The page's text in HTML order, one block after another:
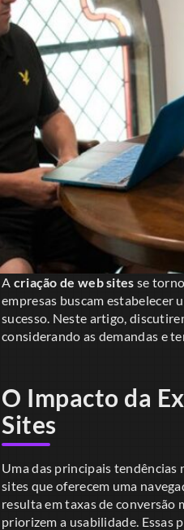
A criação de web sites se
empresas buscam estabelecer
sucesso. Neste artigo,
considerando as demandas e
O Impacto da
Sites
Uma das principais tendências
sites que oferecem uma
resulta em taxas de conversão
priorizem a usabilidade. Essas